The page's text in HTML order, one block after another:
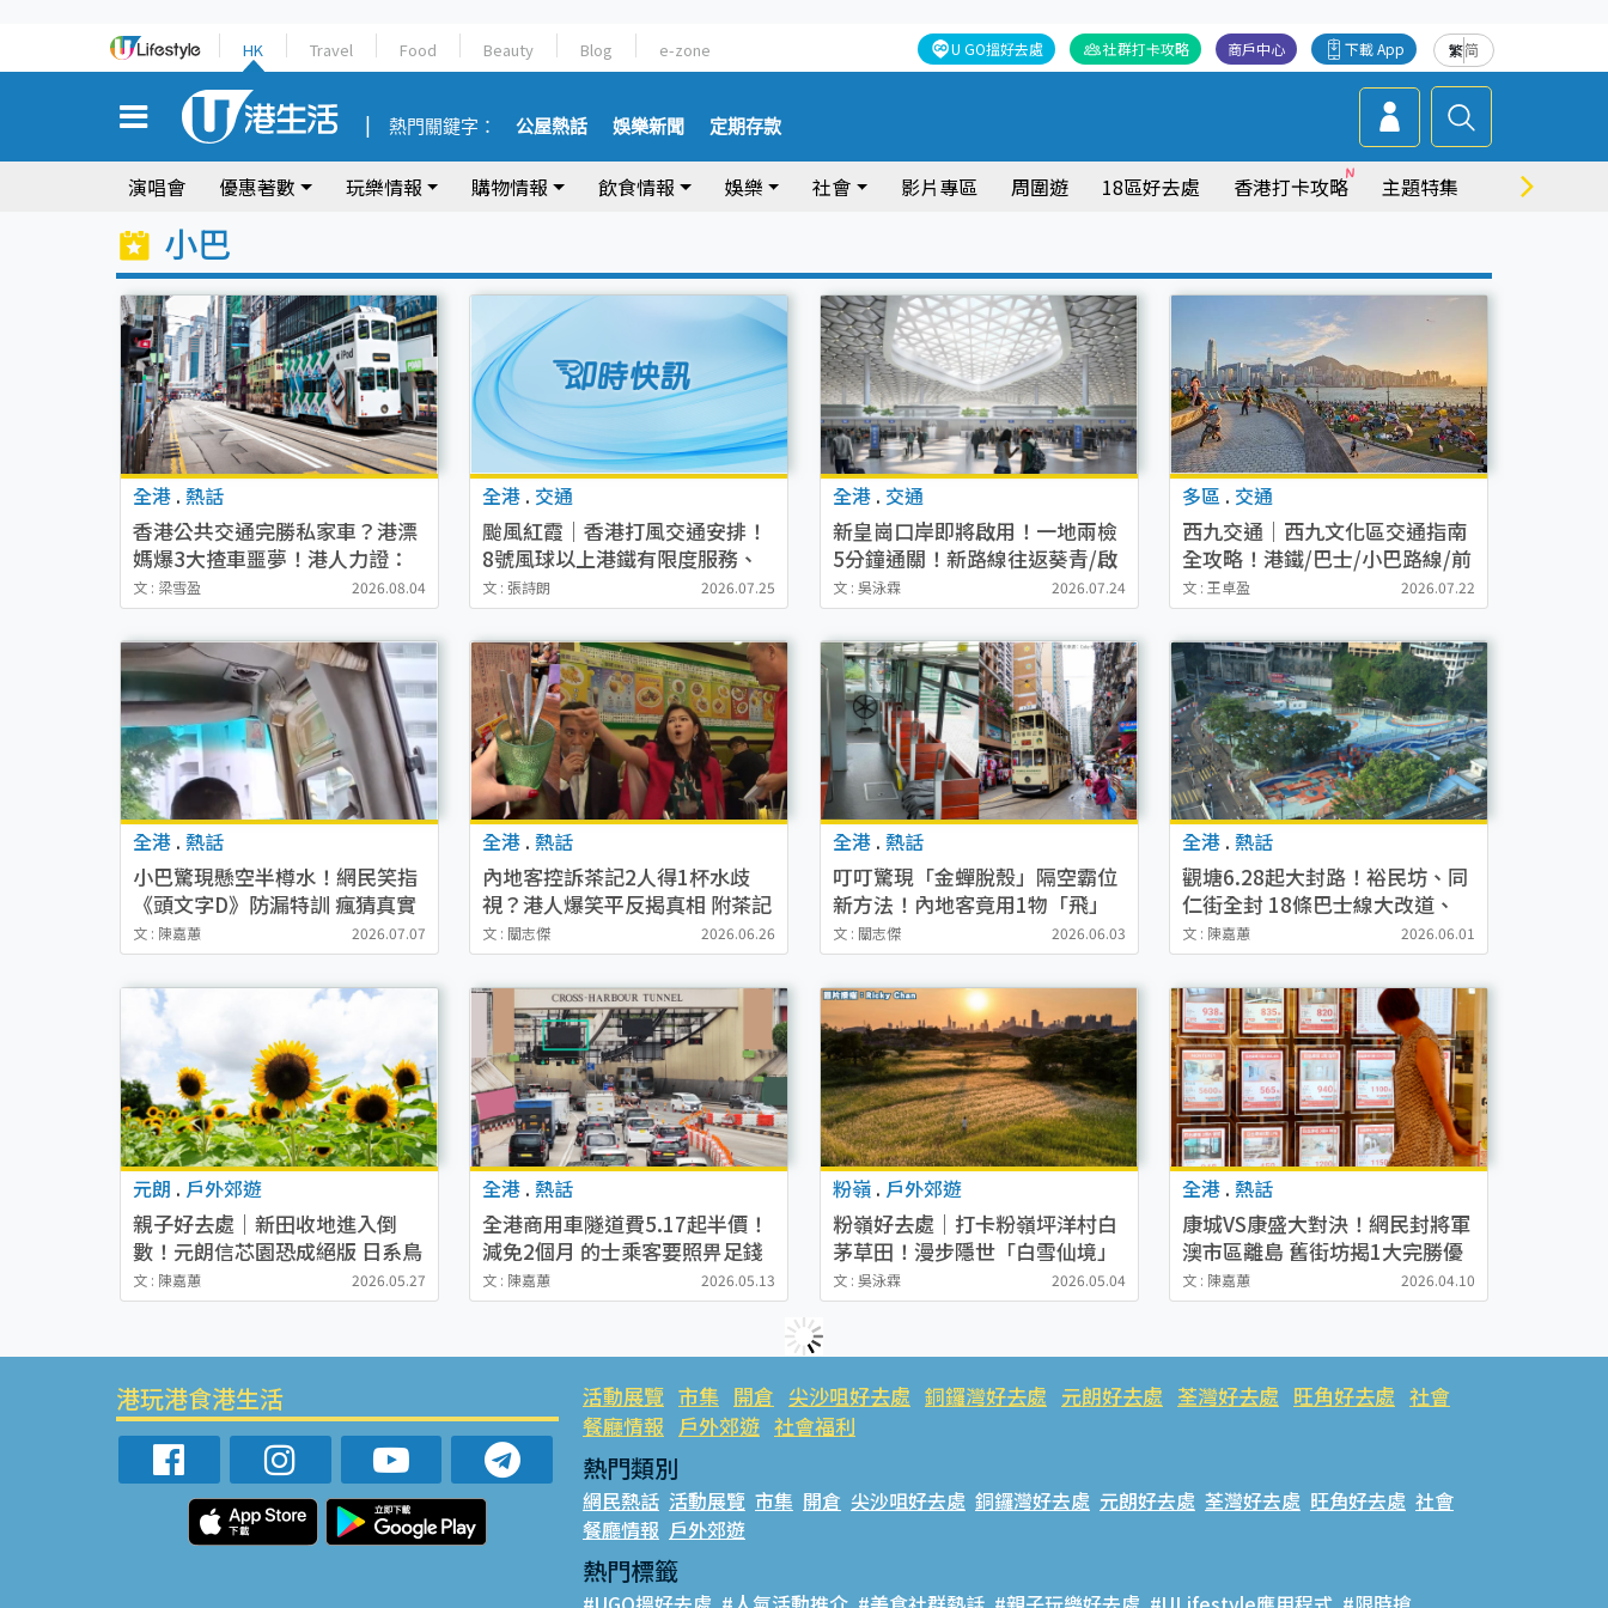
HK Travel Food Beauty Blog e-zone 繁简
下載 App
商戶中心
社群打卡攻略
U GO搵好去處
熱門關鍵字： 公屋熱話 娛樂新聞 定期存款
演唱會 優惠著數 玩樂情報 購物情報 飲食情報 娛樂 社會 影片專區 周圍遊 18區好去處 香港打卡攻略 主題特集 商場情報
小巴
全港 . 熱話
香港公共交通完勝私家車？港漂
媽爆3大揸車噩夢！港人力證：
咁搭先係效率MAX
文 : 梁雪盈 2026.08.04
全港 . 交通
颱風紅霞｜香港打風交通安排！
8號風球以上港鐵有限度服務、
國泰取消周日部份航班（不斷更
新）
文 : 張詩朗 2026.07.25
全港 . 交通
新皇崗口岸即將啟用！一地兩檢
5分鐘通關！新路線往返葵青/啟
德/馬鞍山/屯門 巴士、小巴交通
懶人包
文 : 吳泳霖 2026.07.24
多區 . 交通
西九交通｜西九文化區交通指南
全攻略！港鐵/巴士/小巴路線/前
往方法
文 : 王卓盈 2026.07.22
全港 . 熱話
小巴驚現懸空半樽水！網民笑指
《頭文字D》防漏特訓 瘋猜真實
用途
文 : 陳嘉蕙 2026.07.07
全港 .熱話
內地客控訴茶記2人得1杯水歧
視？港人爆笑平反揭真相 附茶記
潛規則
文 : 關志傑 2026.06.26
全港 . 熱話
叮叮驚現「金蟬脫殼」隔空霸位
新方法！內地客竟用1物「飛」
去座位？ 網民爆笑應對：沿途掟
出車外
文 : 關志傑 2026.06.03
全港 .熱話
觀塘6.28起大封路！裕民坊、同
仁街全封 18條巴士線大改道、
的士站撤走（附新路線地圖）
文 : 陳嘉蕙 2026.06.01
元朗 . 戶外郊遊
親子好去處｜新田收地進入倒
數！元朗信芯園恐成絕版 日系鳥
居＋3萬呎太陽花海最後朝聖 附
開放時間/交通方法/入場費
文 : 陳嘉蕙 2026.05.27
全港 .熱話
全港商用車隧道費5.17起半價！
減免2個月 的士乘客要照畀足錢
文 : 陳嘉蕙 2026.05.13
粉嶺 . 戶外郊遊
粉嶺好去處｜打卡粉嶺坪洋村白
茅草田！漫步隱世「白雪仙境」
必睇日落黃金時刻！附交通路線
+前往方法
文 : 吳泳霖 2026.05.04
全港 .熱話
康城VS康盛大對決！網民封將軍
澳市區離島 舊街坊揭1大完勝優
勢
文 : 陳嘉蕙 2026.04.10
港玩港食港生活 活動展覽 市集 開倉 尖沙咀好去處 銅鑼灣好去處 元朗好去處 荃灣好去處 旺角好去處 社會
餐廳情報 戶外郊遊 社會福利
熱門類別
網民熱話 活動展覽 市集 開倉 尖沙咀好去處 銅鑼灣好去處 元朗好去處 荃灣好去處 旺角好去處 社會
餐廳情報 戶外郊遊
熱門標籤